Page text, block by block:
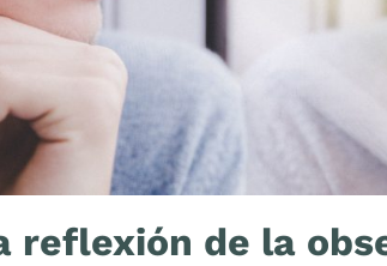
reflexión de la